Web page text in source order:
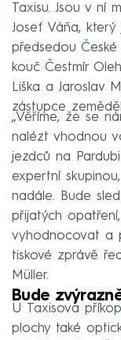
Taxisu. Jsou v ní
Josef Váňa,
předsedou
kouč Čestmír
Liška a Jaroslav
zástupce
„Věříme, že se
nalézt vhodnou
jezdců na
expertní
nadále. Bude
přijatých
vyhodnocovat a
tiskové zprávě
Müller.
Bude
U Taxisova
plochy také